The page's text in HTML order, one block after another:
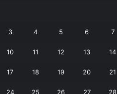
3 4 5 6 7
10 11 12 13 14
17 18 19 20 21
24 25 26 27 28